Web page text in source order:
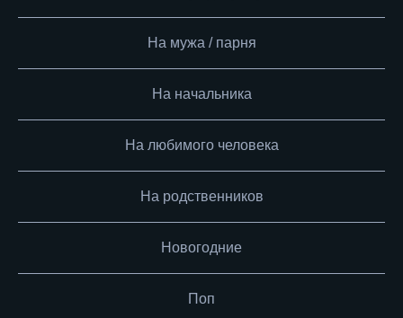
На мужа / парня
На начальника
На любимого человека
На родственников
Новогодние
Поп